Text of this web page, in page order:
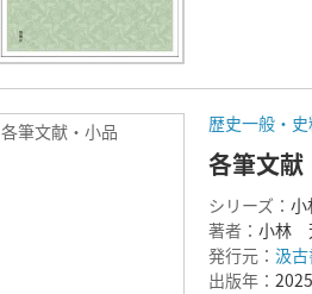
各筆文献・小品 歴史一般・
各筆文献
シリーズ： 小
著者： 小林
発行元： 汲
出版年：